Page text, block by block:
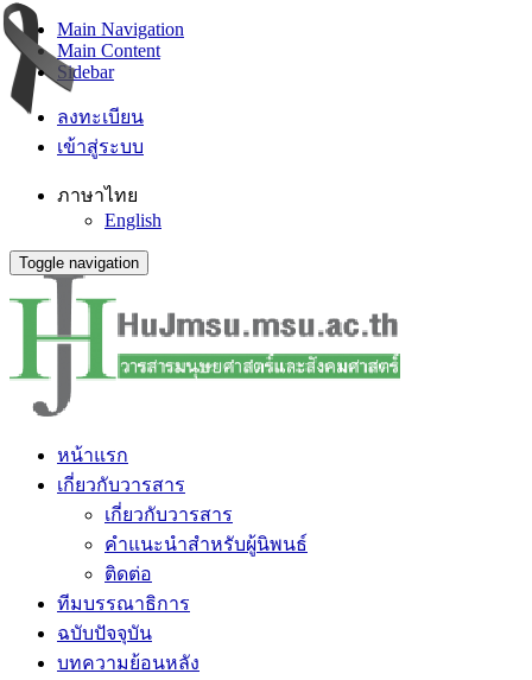
Main Navigation
Main Content
Sidebar
ลงทะเบียน
เข้าสู่ระบบ
ภาษาไทย
English
Toggle navigation
หน้าแรก
เกี่ยวกับวารสาร
เกี่ยวกับวารสาร
คำแนะนำสำหรับผู้นิพนธ์
ติดต่อ
ทีมบรรณาธิการ
ฉบับปัจจุบัน
บทความย้อนหลัง